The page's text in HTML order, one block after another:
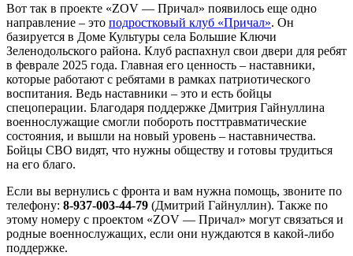
Вот так в проекте «ZOV — Причал» появилось еще одно
направление – это подростковый клуб «Причал». Он
базируется в Доме Культуры села Большие Ключи
Зеленодольского района. Клуб распахнул свои двери для ребят
в феврале 2025 года. Главная его ценность – наставники,
которые работают с ребятами в рамках патриотического
воспитания. Ведь наставники – это и есть бойцы
спецоперации. Благодаря поддержке Дмитрия Гайнуллина
военнослужащие смогли побороть посттравматические
состояния, и вышли на новый уровень – наставничества.
Бойцы СВО видят, что нужны обществу и готовы трудиться
на его благо.
Если вы вернулись с фронта и вам нужна помощь, звоните по
телефону: 8-937-003-44-79 (Дмитрий Гайнуллин). Также по
этому номеру с проектом «ZOV — Причал» могут связаться и
родные военнослужащих, если они нуждаются в какой-либо
поддержке.